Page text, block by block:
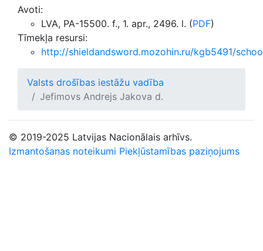
Avoti:
LVA, PA-15500. f., 1. apr., 2496. l. (PDF)
Tīmekļa resursi:
http://shieldandsword.mozohin.ru/kgb5491/
Valsts drošības iestāžu vadība
Jefimovs Andrejs Jakova d.
© 2019-2025 Latvijas Nacionālais arhīvs.
Izmantošanas noteikumi Piekļūstamības paziņojums